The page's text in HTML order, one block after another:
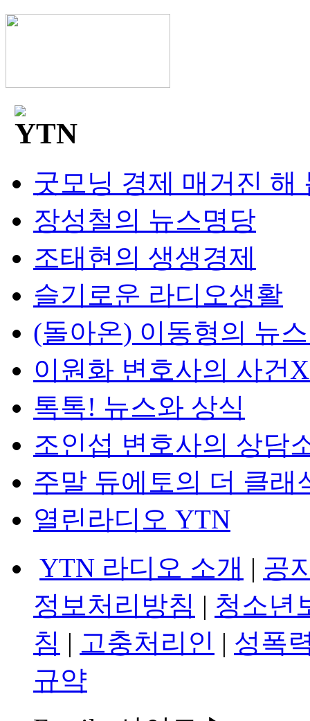
굿모닝 경제 매거진 해
장성철의 뉴스명당
조태현의 생생경제
슬기로운 라디오생활
(돌아온) 이동형의 뉴
이원화 변호사의 사건
톡톡! 뉴스와 상식
조인섭 변호사의 상담
주말 듀에토의 더 클래
열린라디오 YTN
YTN 라디오 소개 | 공
정보처리방침 | 청소년
침 | 고충처리인 | 성폭
규약